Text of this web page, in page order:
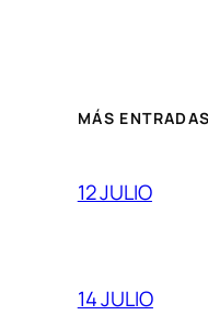
MÁS ENTRADAS
12 JULIO
14 JULIO